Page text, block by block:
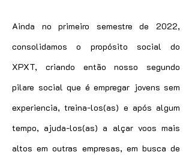
Ainda no primeiro semestre de 2022,
consolidamos o propósito social do
XPXT, criando então nosso segundo
pilare social que é empregar jovens sem
experiencia, treina-los(as) e após algum
tempo, ajuda-los(as) a alçar voos mais
altos em outras empresas, em busca de